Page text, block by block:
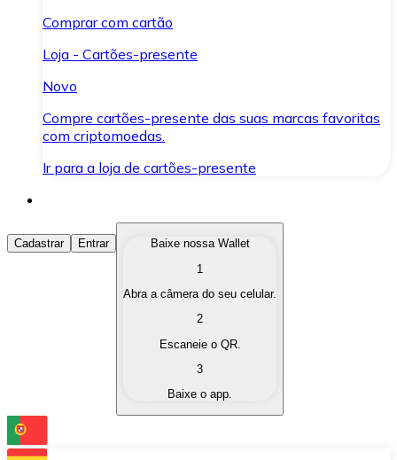
Comprar com cartão
Loja - Cartões-presente
Novo
Compre cartões-presente das suas marcas favoritas
com criptomoedas.
Ir para a loja de cartões-presente
Comprar Criptomoedas
Compre as criptomoedas de seu interesse de forma
Converta suas criptomoedas em moeda fiduciária
Troque uma criptomoeda por outra
Cadastrar Entrar
Baixe nossa Wallet
1
Abra a câmera do seu celular.
2
Escaneie o QR.
3
Baixe o app.